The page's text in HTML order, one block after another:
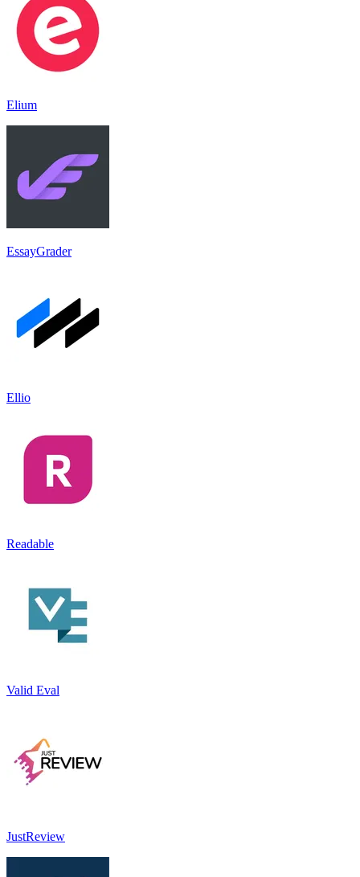
Elium
EssayGrader
Ellio
Readable
Valid Eval
JustReview